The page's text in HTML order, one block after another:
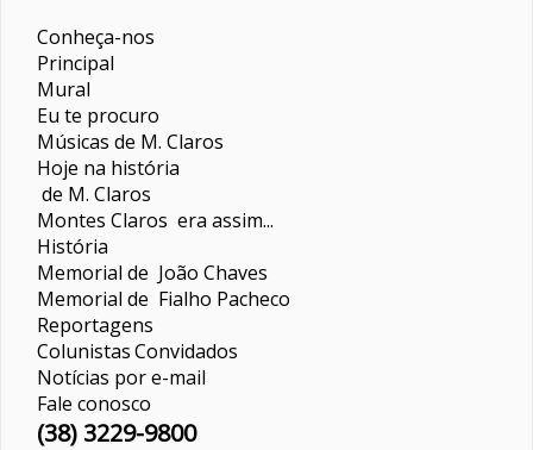
Conheça-nos
Principal
Mural
Eu te procuro
Músicas de M. Claros
Hoje na história
de M. Claros
Montes Claros era assim...
História
Memorial de João Chaves
Memorial de Fialho Pacheco
Reportagens
ColunistasConvidados
Notícias por e-mail
Fale conosco
(38) 3229-9800